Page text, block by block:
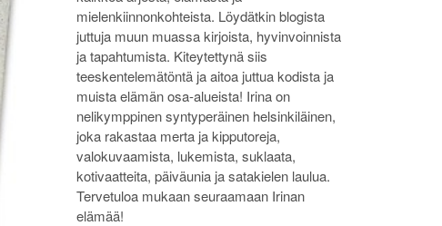
mielenkiinnonkohteista. Löydätkin blogista
juttuja muun muassa kirjoista, hyvinvoinnista
ja tapahtumista. Kiteytettynä siis
teeskentelemätöntä ja aitoa juttua kodista ja
muista elämän osa-alueista! Irina on
nelikymppinen syntyperäinen helsinkiläinen,
joka rakastaa merta ja kipputoreja,
valokuvaamista, lukemista, suklaata,
kotivaatteita, päiväunia ja satakielen laulua.
Tervetuloa mukaan seuraamaan Irinan
elämää!